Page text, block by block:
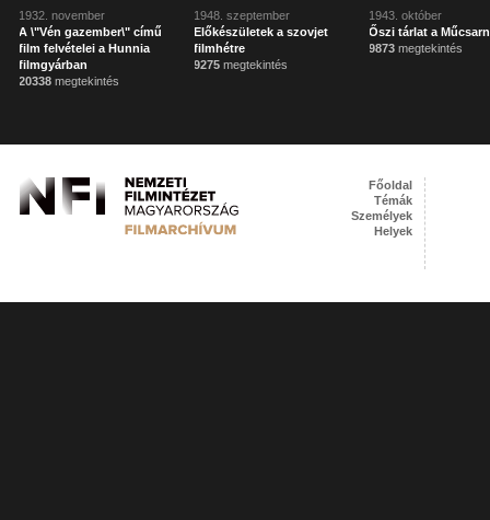
1932. november
A \"Vén gazember\" című
film felvételei a Hunnia
filmgyárban
20338 megtekintés
1948. szeptember
Előkészületek a szovjet
filmhétre
9275 megtekintés
1943. október
Őszi tárlat a
9873 megtekintés
Főoldal
Témák
Személyek
Helyek